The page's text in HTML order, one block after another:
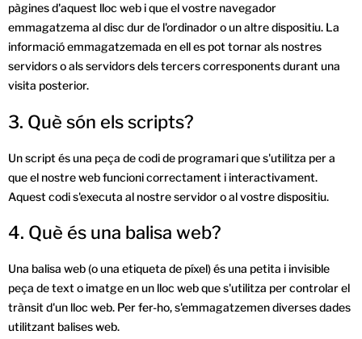
pàgines d'aquest lloc web i que el vostre navegador
emmagatzema al disc dur de l'ordinador o un altre dispositiu. La
informació emmagatzemada en ell es pot tornar als nostres
servidors o als servidors dels tercers corresponents durant una
visita posterior.
3. Què són els scripts?
Un script és una peça de codi de programari que s'utilitza per a
que el nostre web funcioni correctament i interactivament.
Aquest codi s'executa al nostre servidor o al vostre dispositiu.
4. Què és una balisa web?
Una balisa web (o una etiqueta de píxel) és una petita i invisible
peça de text o imatge en un lloc web que s'utilitza per controlar el
trànsit d'un lloc web. Per fer-ho, s'emmagatzemen diverses dades
utilitzant balises web.